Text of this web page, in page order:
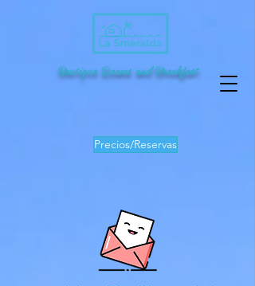
Boutique Rooms and Breakfast
Precios/Reservas